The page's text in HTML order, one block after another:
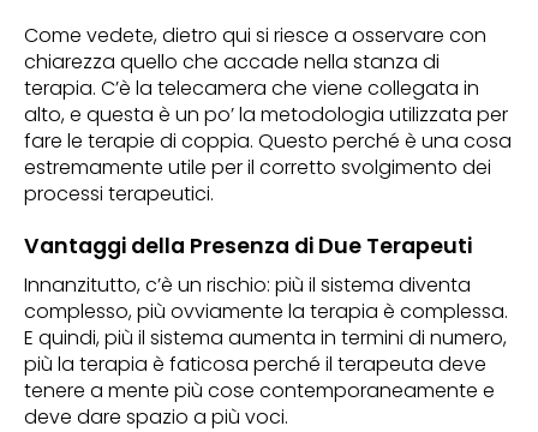
Come vedete, dietro qui si riesce a osservare con
chiarezza quello che accade nella stanza di
terapia. C’è la telecamera che viene collegata in
alto, e questa è un po’ la metodologia utilizzata per
fare le terapie di coppia. Questo perché è una cosa
estremamente utile per il corretto svolgimento dei
processi terapeutici.
Vantaggi della Presenza di Due Terapeuti
Innanzitutto, c’è un rischio: più il sistema diventa
complesso, più ovviamente la terapia è complessa.
E quindi, più il sistema aumenta in termini di numero,
più la terapia è faticosa perché il terapeuta deve
tenere a mente più cose contemporaneamente e
deve dare spazio a più voci.